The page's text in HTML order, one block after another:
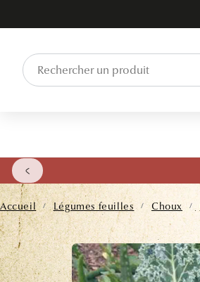
Accueil / Légumes feuilles / Choux /
PASSER AUX
INFORMATIONS
PRODUITS